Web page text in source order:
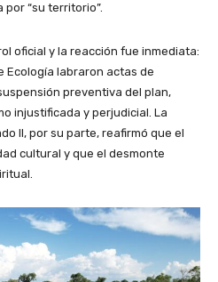
“su territorio”.
oficial y la reacción fue inmediata:
Ecología labraron actas de
preventiva del plan,
injustificada y perjudicial. La
II, por su parte, reafirmó que el
cultural y que el desmonte